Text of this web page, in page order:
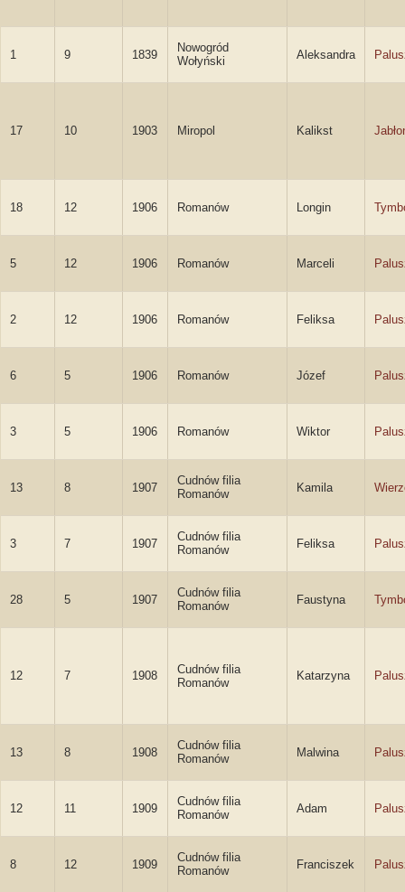
1 9 1839
Nowogród
Wołyński
Aleksandra
17 10 1903 Miropol Kalikst
18 12 1906 Romanów Longin
5 12 1906 Romanów Marceli
2 12 1906 Romanów Feliksa
6 5 1906 Romanów Józef
3 5 1906 Romanów Wiktor
13 8 1907
Cudnów filia
Romanów
Kamila
3 7 1907
Cudnów filia
Romanów
Feliksa
28 5 1907
Cudnów filia
Romanów
Faustyna
12 7 1908
Cudnów filia
Romanów
Katarzyna
13 8 1908
Cudnów filia
Romanów
Malwina
12 11 1909
Cudnów filia
Romanów
Adam
8 12 1909
Cudnów filia
Romanów
Franciszek